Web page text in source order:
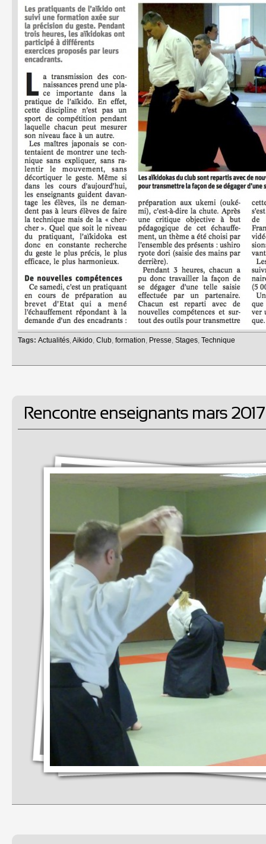
Tags: Actualités,Aikido, Club, formation, Presse, Stages, Technique
Rencontre enseignants mars 2017